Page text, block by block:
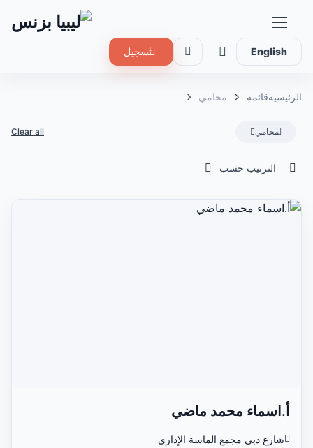
English تسجيل
الرئيسيةقائمة محامي
محامي Clear all
الترتيب حسب
أ.اسماء محمد ماضي
شارع دبي مجمع الماسة الإداري